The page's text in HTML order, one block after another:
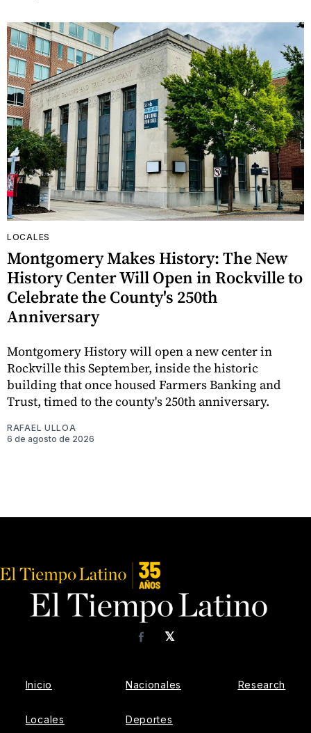
LOCALES
Montgomery Makes History: The New
History Center Will Open in Rockville to
Celebrate the County's 250th
Anniversary
Montgomery History will open a new center in
Rockville this September, inside the historic
building that once housed Farmers Banking and
Trust, timed to the county's 250th anniversary.
RAFAEL ULLOA
6 de agosto de 2026
𝕏
Facebook
Inicio
Locales
Nacionales
Deportes
Research